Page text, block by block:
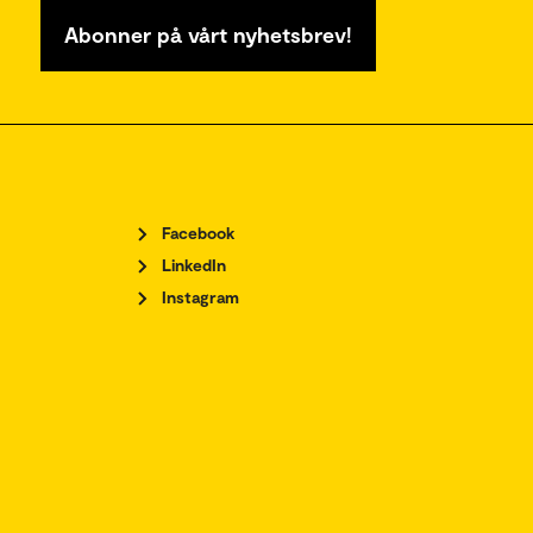
Abonner på vårt nyhetsbrev!
Facebook
LinkedIn
Instagram